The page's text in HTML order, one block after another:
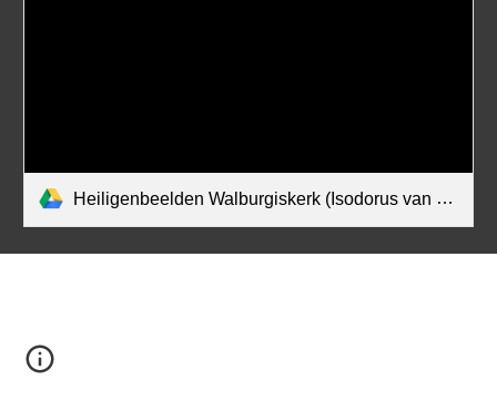
Heiligenbeelden Walburgiskerk (Isodorus van Madrid) def.pdf